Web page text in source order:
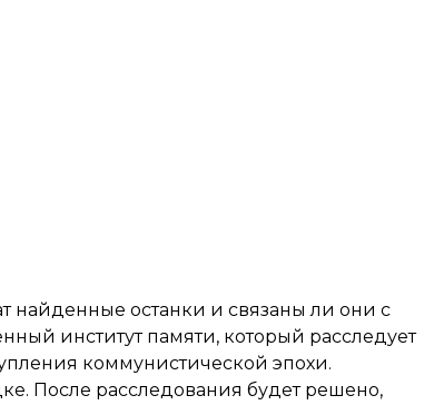
найденные останки и связаны ли они с
институт памяти, который расследует
коммунистической эпохи.
После расследования будет решено,